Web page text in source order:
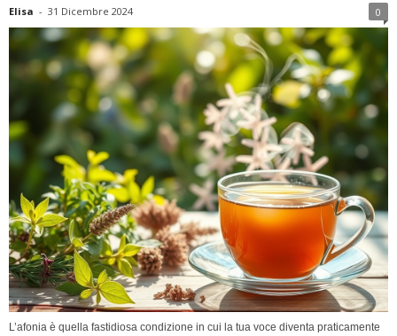
Elisa - 31 Dicembre 2024 0
L’afonia è quella fastidiosa condizione in cui la tua voce diventa praticamente